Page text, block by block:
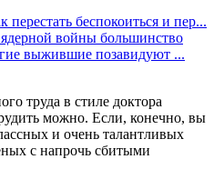
беспокоиться и пер...
ядерной войны большинство
выжившие позавидуют ...
труда в стиле доктора
можно. Если, конечно, вы
и очень талантливых
с напрочь сбитыми